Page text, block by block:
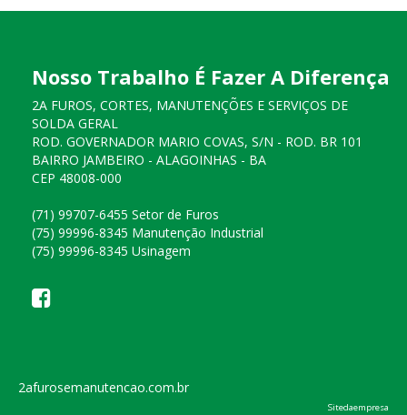
Nosso Trabalho É Fazer A Diferença
2A FUROS, CORTES, MANUTENÇÕES E SERVIÇOS DE
SOLDA GERAL
ROD. GOVERNADOR MARIO COVAS, S/N - ROD. BR 101
BAIRRO JAMBEIRO - ALAGOINHAS - BA
CEP 48008-000
(71) 99707-6455 Setor de Furos
(75) 99996-8345 Manutenção Industrial
(75) 99996-8345 Usinagem
2afurosemanutencao.com.br
Sitedaempresa